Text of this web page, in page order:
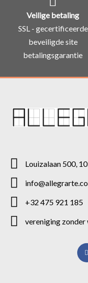
Veilige betaling
SSL - gecertificeerde
beveiligde site
betalingsgarantie
Louizalaan 500,
+32 475 921 185
vereniging